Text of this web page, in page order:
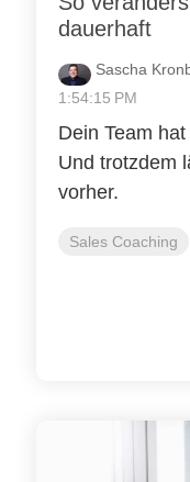
dauerhaft
Sascha
1:54:15 PM
Dein Team
Und trotzdem
vorher.
Sales Coaching